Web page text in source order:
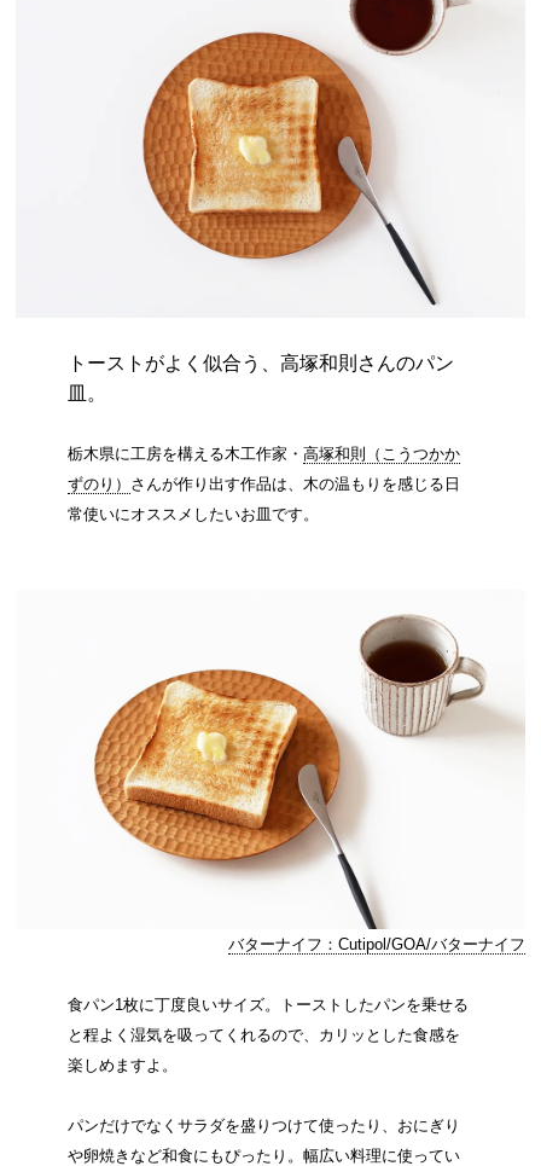
トーストがよく似合う、高塚和則さんのパン
皿。
栃木県に工房を構える木工作家・ 高塚和則（こうつかか
ずのり） さんが作り出す作品は、木の温もりを感じる日
常使いにオススメしたいお皿です。
バターナイフ：Cutipol/GOA/バターナイフ
食パン1枚に丁度良いサイズ。トーストしたパンを乗せる
と程よく湿気を吸ってくれるので、カリッとした食感を
楽しめますよ。
パンだけでなくサラダを盛りつけて使ったり、おにぎり
や卵焼きなど和食にもぴったり。幅広い料理に使ってい